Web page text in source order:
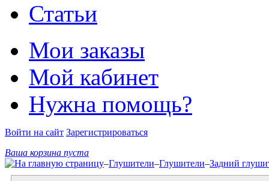
Статьи
Мои заказы
Мой кабинет
Нужна помощь?
Войти на сайт Зарегистрироваться
Ваша корзина пуста
–Глушители–Глушители–Задний